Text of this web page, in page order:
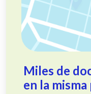
Miles de
en la